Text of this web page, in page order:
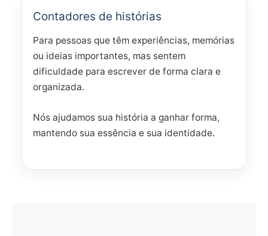
Contadores de histórias
Para pessoas que têm experiências, memórias
ou ideias importantes, mas sentem
dificuldade para escrever de forma clara e
organizada.
Nós ajudamos sua história a ganhar forma,
mantendo sua essência e sua identidade.